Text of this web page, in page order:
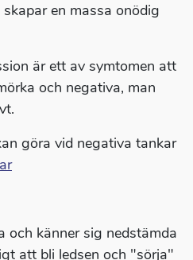
en massa onödig
är ett av symtomen att
och negativa, man
göra vid negativa tankar
och känner sig nedstämda
att bli ledsen och "sörja"